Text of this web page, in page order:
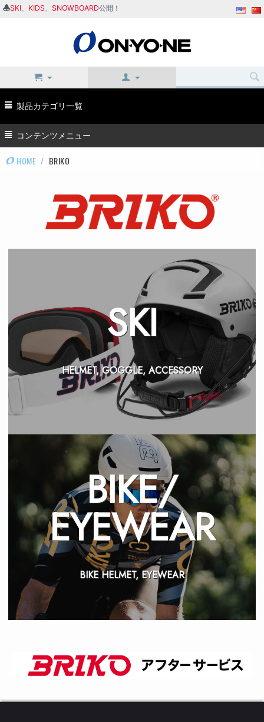
SKI KIDS SNOWBOARD公開！
製品カテゴリ一覧
コンテンツメニュー
HOME / BRIKO
SKI
HELMET, GOGGLE, ACCESSORY
BIKE/
EYEWEAR
BIKE HELMET, EYEWEAR